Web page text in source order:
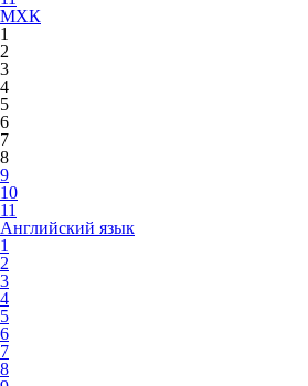
МХК
1
2
3
4
5
6
7
8
9
10
11
Английский язык
1
2
3
4
5
6
7
8